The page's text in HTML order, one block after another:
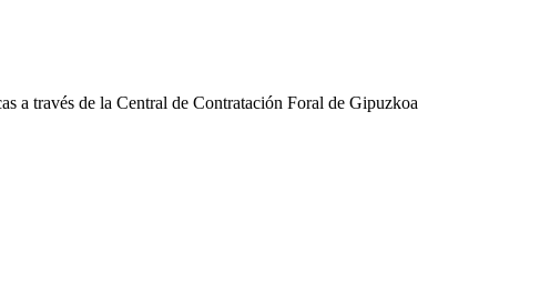
a través de la Central de Contratación Foral de Gipuzkoa